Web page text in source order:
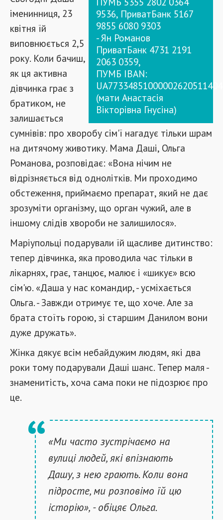
9536, ПриватБанк 5167
9855 6080 9303
- Ян Романов
ПриватБанк 4731 2191
2063 0359,
ПУМБ IBAN:
(мати Анастасія
Вікторівна Гнусіна)
іменинниця, 23
квітня їй
виповнюється 2,5
року. Коли бачиш,
як ця активна
дівчинка грає з
братиком, не
залишається
сумнівів: про хворобу сім'ї нагадує тільки шрам
на дитячому животику. Мама Даші, Ольга
Романова, розповідає: «Вона нічим не
відрізняється від однолітків. Ми проходимо
обстеження, приймаємо препарат, який не дає
зрозуміти організму, що орган чужий, але в
іншому слідів хвороби не залишилося».
Маріупольці подарували їй щасливе дитинство:
тепер дівчинка, яка проводила час тільки в
лікарнях, грає, танцює, малює і «шикує» всю
сім'ю. «Даша у нас командир, - усміхається
Ольга. - Завжди отримує те, що хоче. Але за
брата стоїть горою, зі старшим Данилом вони
дуже дружать».
Жінка дякує всім небайдужим людям, які два
роки тому подарували Даші шанс. Тепер маля -
знаменитість, хоча сама поки не підозрює про
це.
«Ми часто зустрічаємо на
вулиці людей, які впізнають
Дашу, з нею грають. Коли вона
підросте, ми розповімо їй цю
історію», - обіцяє Ольга.